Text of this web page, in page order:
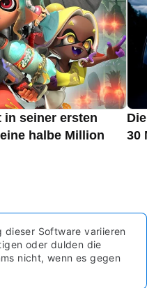
in seiner ersten
halbe Million
30
dieser Software variieren
oder dulden die
nicht, wenn es gegen